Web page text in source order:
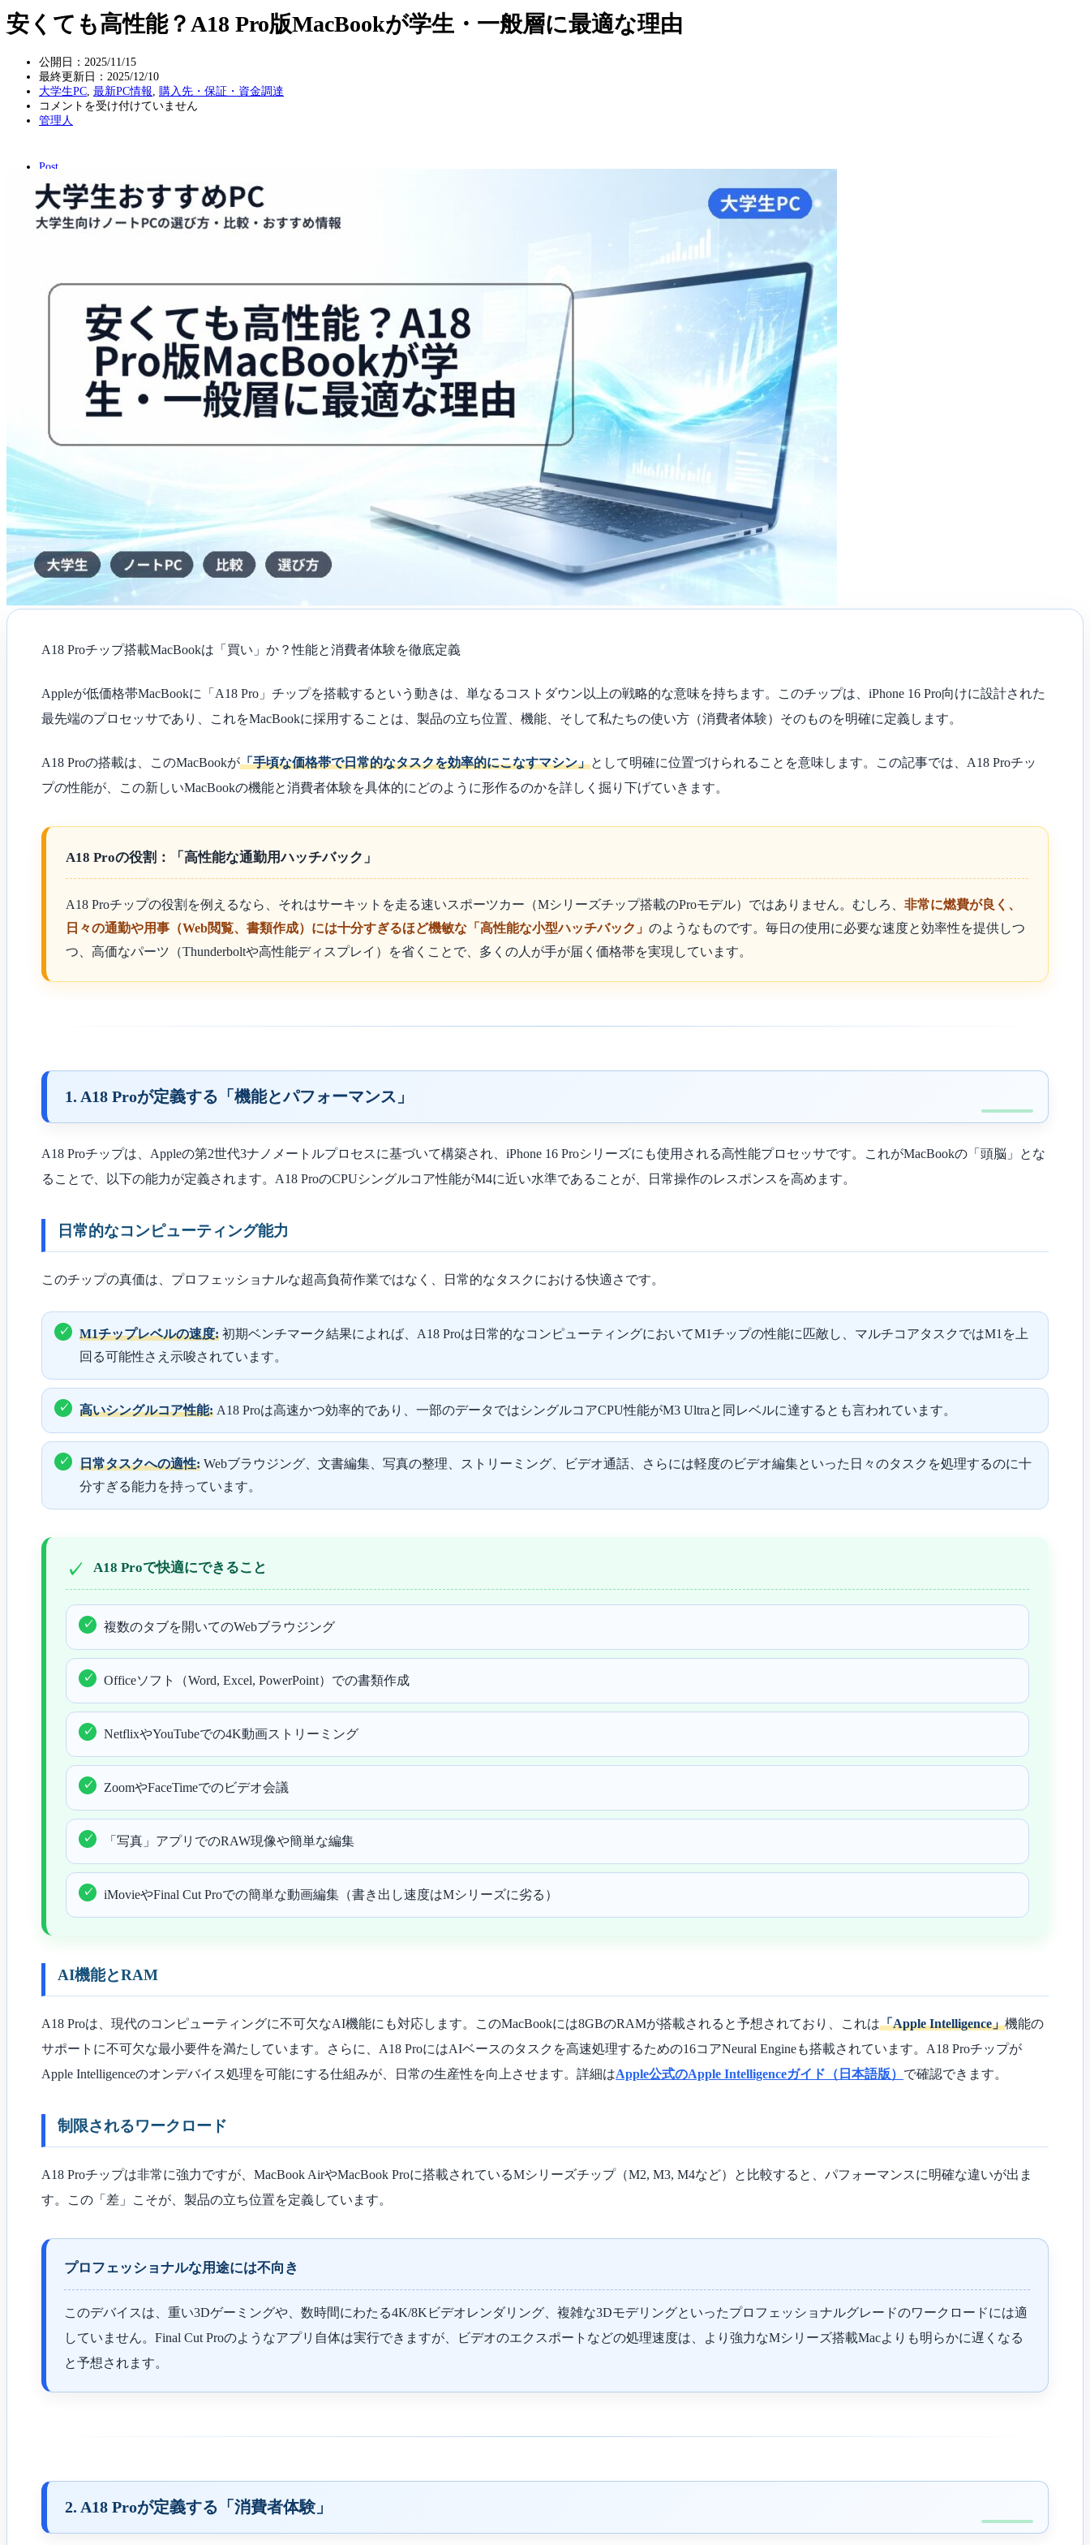
安くても高性能？A18 Pro版MacBookが学生・一般層に最適な理由
公開日：2025/11/15
最終更新日： 2025/12/10
大学生PC 最新PC情報
購入先・保証・資金調達
安
く
高
能？
A18
Pro
版
生・
は
コメントを受け付けていません
管理人
Post
A18 Proチップ搭載MacBookは「買い」か？性能と消費者体験を徹底定義
Appleが低価格帯MacBookに「A18 Pro」チップを搭載するという動きは、単なるコストダウン以上の戦略的な意味を持ちます。このチップは、iPhone 16 Pro向けに設計された
最先端のプロセッサであり、これをMacBookに採用することは、製品の立ち位置、機能、そして私たちの使い方（消費者体験）そのものを明確に定義します。
A18 Proの搭載は、このMacBookが「手頃な価格帯で日常的なタスクを効率的にこなすマシン」として明確に位置づけられることを意味します。この記事では、A18 Proチッ
プの性能が、この新しいMacBookの機能と消費者体験を具体的にどのように形作るのかを詳しく掘り下げていきます。
A18 Proの役割：「高性能な通勤用ハッチバック」
A18 Proチップの役割を例えるなら、それはサーキットを走る速いスポーツカー（Mシリーズチップ搭載のProモデル）ではありません。むしろ、 非常に燃費が良く、
日々の通勤や用事（Web閲覧、書類作成）には十分すぎるほど機敏な「高性能な小型ハッチバック」 のようなものです。毎日の使用に必要な速度と効率性を提供しつ
つ、高価なパーツ（Thunderboltや高性能ディスプレイ）を省くことで、多くの人が手が届く価格帯を実現しています。
1. A18 Proが定義する「機能とパフォーマンス」
A18 Proチップは、Appleの第2世代3ナノメートルプロセスに基づいて構築され、iPhone 16 Proシリーズにも使用される高性能プロセッサです。これがMacBookの「頭脳」とな
ることで、以下の能力が定義されます。A18 ProのCPUシングルコア性能がM4に近い水準であることが、日常操作のレスポンスを高めます。
日常的なコンピューティング能力
このチップの真価は、プロフェッショナルな超高負荷作業ではなく、日常的なタスクにおける快適さです。
M1チップレベルの速度: 初期ベンチマーク結果によれば、A18 Proは日常的なコンピューティングにおいてM1チップの性能に匹敵し、マルチコアタスクではM1を上
回る可能性さえ示唆されています。
高いシングルコア性能: A18 Proは高速かつ効率的であり、一部のデータではシングルコアCPU性能がM3 Ultraと同レベルに達するとも言われています。
日常タスクへの適性: Webブラウジング、文書編集、写真の整理、ストリーミング、ビデオ通話、さらには軽度のビデオ編集といった日々のタスクを処理するのに十
分すぎる能力を持っています。
A18 Proで快適にできること
複数のタブを開いてのWebブラウジング
Officeソフト（Word, Excel, PowerPoint）での書類作成
NetflixやYouTubeでの4K動画ストリーミング
ZoomやFaceTimeでのビデオ会議
「写真」アプリでのRAW現像や簡単な編集
iMovieやFinal Cut Proでの簡単な動画編集（書き出し速度はMシリーズに劣る）
AI機能とRAM
A18 Proは、現代のコンピューティングに不可欠なAI機能にも対応します。このMacBookには8GBのRAMが搭載されると予想されており、これは「Apple Intelligence」機能の
サポートに不可欠な最小要件を満たしています。さらに、A18 ProにはAIベースのタスクを高速処理するための16コアNeural Engineも搭載されています。A18 Proチップが
Apple Intelligenceのオンデバイス処理を可能にする仕組みが、日常の生産性を向上させます。詳細はApple公式のApple Intelligenceガイド（日本語版） で確認できます。
制限されるワークロード
A18 Proチップは非常に強力ですが、MacBook AirやMacBook Proに搭載されているMシリーズチップ（M2, M3, M4など）と比較すると、パフォーマンスに明確な違いが出ま
す。この「差」こそが、製品の立ち位置を定義しています。
プロフェッショナルな用途には不向き
このデバイスは、重い3Dゲーミングや、数時間にわたる4K/8Kビデオレンダリング、複雑な3Dモデリングといったプロフェッショナルグレードのワークロードには適
していません。Final Cut Proのようなアプリ自体は実行できますが、ビデオのエクスポートなどの処理速度は、より強力なMシリーズ搭載Macよりも明らかに遅くなる
と予想されます。
2. A18 Proが定義する「消費者体験」